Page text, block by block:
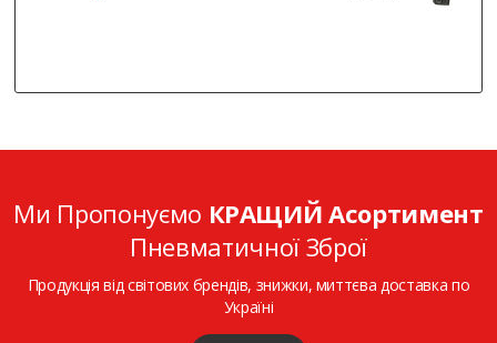
Ми Пропонуємо КРАЩИЙ Асортимент
Пневматичної Зброї
Продукція від світових брендів, знижки, миттєва доставка по
Україні